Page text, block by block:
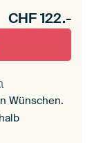
CHF122.-
Wünschen.